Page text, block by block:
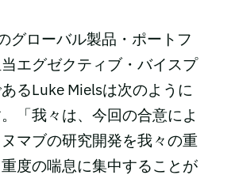
グローバル製品・ポートフ
エグゼクティブ・バイスプ
るLuke Mielsは次のように
「我々は、今回の合意によ
マブの研究開発を我々の重
度の喘息に集中することが